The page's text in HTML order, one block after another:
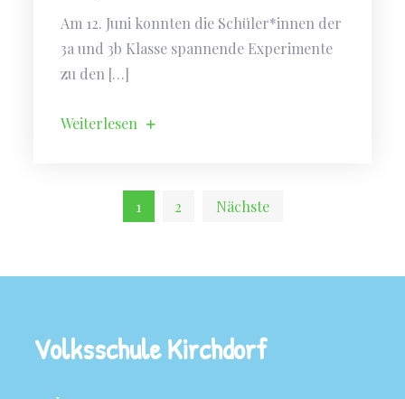
Am 12. Juni konnten die Schüler*innen der
3a und 3b Klasse spannende Experimente
zu den […]
Weiterlesen
Seitennummerierung
der
Beiträge
1 2 Nächste
Volksschule Kirchdorf